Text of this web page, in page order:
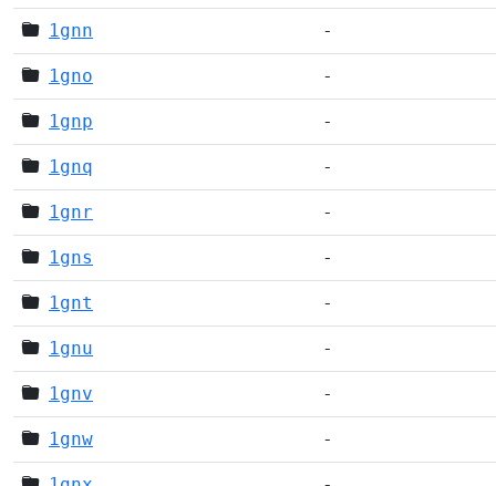
1gnn -
1gno -
1gnp -
1gnq -
1gnr -
1gns -
1gnt -
1gnu -
1gnv -
1gnw -